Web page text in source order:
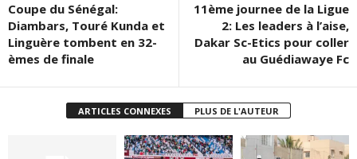
Coupe du Sénégal:
Diambars, Touré Kunda et
Linguère tombent en 32-
èmes de finale
11ème journee de la Ligue
2: Les leaders à l’aise,
Dakar Sc-Etics pour coller
au Guédiawaye Fc
ARTICLES CONNEXES PLUS DE L'AUTEUR